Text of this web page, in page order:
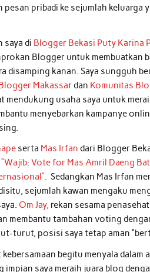
pesan pribadi ke sejumlah
saya di Blogger Bekasi Puty Karina
Blogger untuk membuatkan
disamping kanan. Saya sungguh
Makassar dan Komunitas
mendukung usaha saya untuk
menyebarkan kampanye
serta Mas Irfan dari Blogger
“Wajib: Vote for Mas Amril Daeng
. Sedangkan Mas Irfan
sejumlah kawan mengaku
Om Jay, rekan sesama
membantu tambahan voting
turut, posisi saya tetap aman
begitu menyala dalam
impian saya meraih juara blog